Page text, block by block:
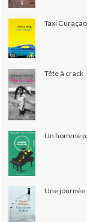
Taxi Curaçao
Tête à crack
Un homme
Une journée